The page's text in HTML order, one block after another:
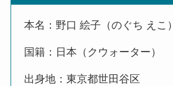
本名：野口 絵子（のぐち えこ）
国籍：日本（クウォーター）
出身地：東京都世田谷区